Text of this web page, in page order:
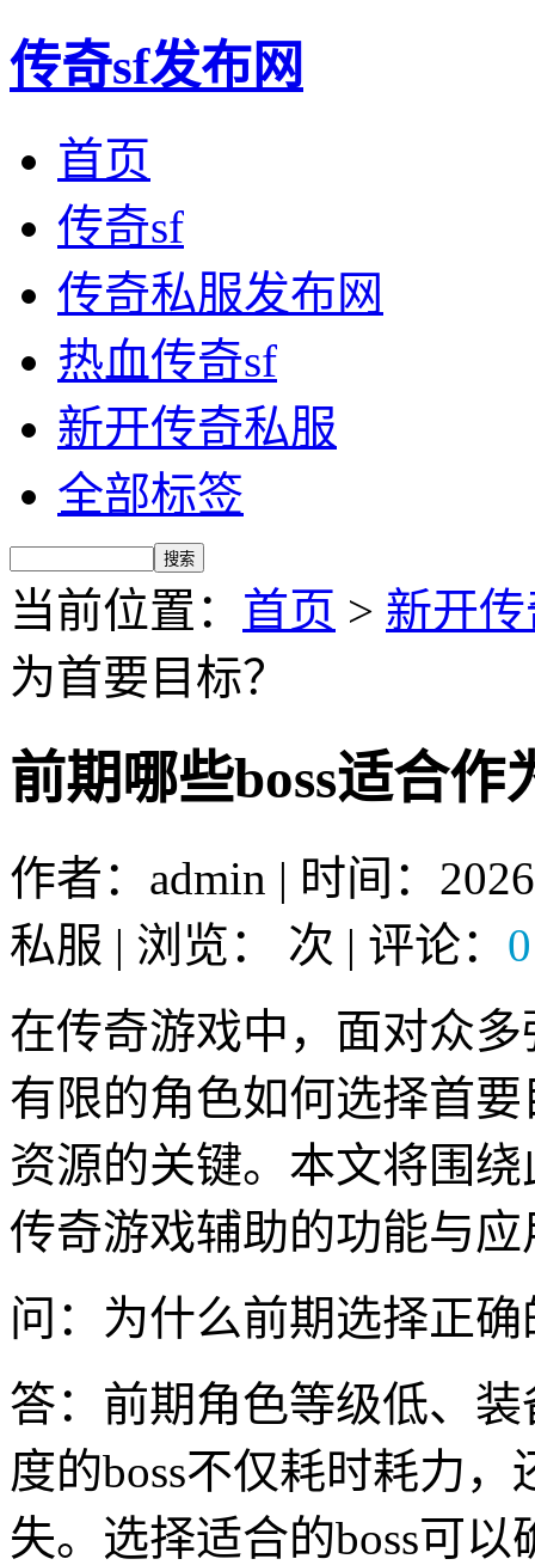
传奇sf发布网
首页
传奇sf
传奇私服发布网
热血传奇sf
新开传奇私服
全部标签
当前位置： 首页 > 新开
为首要目标？
前期哪些boss适合作
作者：admin | 时间：
私服 | 浏览：
次 | 评论： 0
在传奇游戏中，面对众
有限的角色如何选择首
资源的关键。本文将围
传奇游戏辅助的功能与
问：为什么前期选择正
答：前期角色等级低、
度的boss不仅耗时耗力
失。选择适合的boss可